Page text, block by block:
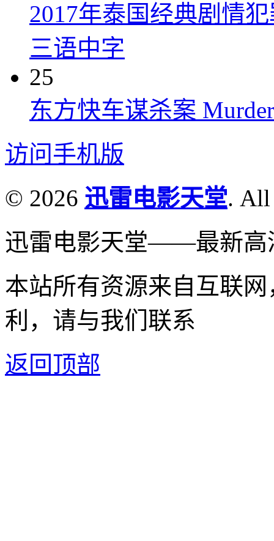
2017年泰国经典剧情
三语中字
25
东方快车谋杀案
访问手机版
© 2026 迅雷电影天堂. All
迅雷电影天堂——最新高
本站所有资源来自互联
利，请与我们联系
返回顶部